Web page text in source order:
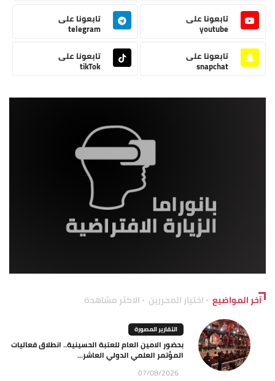
تابعونا على
youtube
تابعونا على
telegram
تابعونا على
snapchat
تابعونا على
tikTok
آخر المواضيع اختيار المحررين الاكثر مشاهدة
التقارير المصورة
بحضور الامين العام للعتبة الحسينية.. انطلاق فعاليات
المؤتمر العلمي الدولي العاشر...
07/08/2026